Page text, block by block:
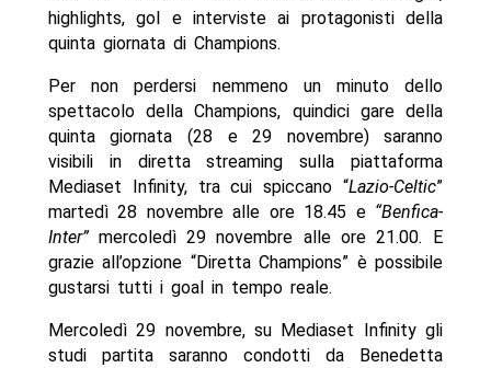
highlights, gol e interviste ai protagonisti della
quinta giornata di Champions.
Per non perdersi nemmeno un minuto dello
spettacolo della Champions, quindici gare della
quinta giornata (28 e 29 novembre) saranno
visibili in diretta streaming sulla piattaforma
Mediaset Infinity, tra cui spiccano “Lazio-Celtic”
martedì 28 novembre alle ore 18.45 e“Benfica-
Inter”mercoledì 29 novembre alle ore 21.00.
E
grazie all’opzione “Diretta Champions” è possibile
gustarsi tutti i goal in tempo reale.
Mercoledì 29 novembre, su Mediaset Infinity gli
studi partita saranno condotti da Benedetta